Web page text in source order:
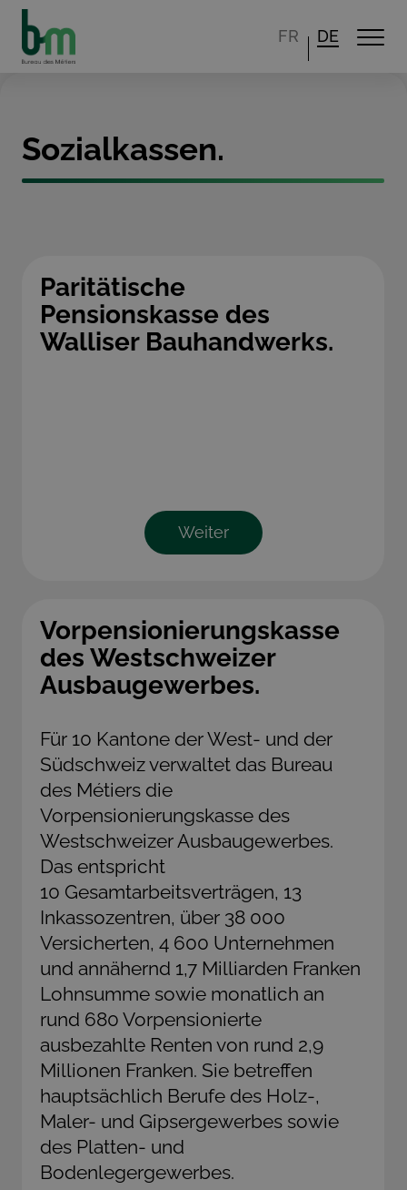
FR DE
Sozialkassen.
Paritätische
Pensionskasse des
Walliser Bauhandwerks.
Weiter
Vorpensionierungskasse
des Westschweizer
Ausbaugewerbes.
Für 10 Kantone der West- und der
Südschweiz verwaltet das Bureau
des Métiers die
Vorpensionierungskasse des
Westschweizer Ausbaugewerbes.
Das entspricht
10 Gesamtarbeitsverträgen, 13
Inkassozentren, über 38 000
Versicherten, 4 600 Unternehmen
und annähernd 1,7 Milliarden Franken
Lohnsumme sowie monatlich an
rund 680 Vorpensionierte
ausbezahlte Renten von rund 2,9
Millionen Franken. Sie betreffen
hauptsächlich Berufe des Holz-,
Maler- und Gipsergewerbes sowie
des Platten- und
Bodenlegergewerbes.